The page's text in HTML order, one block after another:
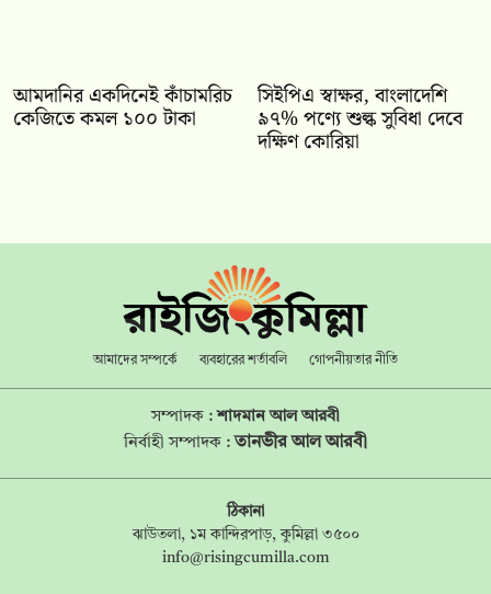
আমদানির একদিনেই কাঁচামরিচ
কেজিতে কমল ১০০ টাকা
সিইপিএ স্বাক্ষর, বাংলাদেশি
৯৭% পণ্যে শুল্ক সুবিধা দেবে
দক্ষিণ কোরিয়া
আমাদের সম্পর্কে ব্যবহারের শর্তাবলি গোপনীয়তার নীতি
সম্পাদক :শাদমান আল আরবী
নির্বাহী সম্পাদক : তানভীর আল আরবী
ঠিকানা
ঝাউতলা, ১ম কান্দিরপাড়, কুমিল্লা ৩৫০০
info@risingcumilla.com